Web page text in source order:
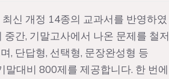
신 개정 14종의 교과서를 반영하였
중간, 기말고사에서 나온 문제를 철저
, 단답형, 선택형, 문장완성형 등
말대비 800제를 제공합니다. 한 번에